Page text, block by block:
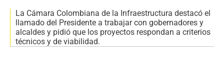
La Cámara Colombiana de la Infraestructura destacó el
llamado del Presidente a trabajar con gobernadores y
alcaldes y pidió que los proyectos respondan a criterios
técnicos y de viabilidad.